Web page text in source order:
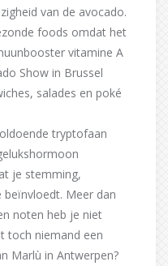
van de avocado.
foods omdat het
vitamine A
Show in Brussel
salades en poké
tryptofaan
je stemming,
Meer dan
noten heb je niet
toch niemand een
Marlù in Antwerpen?